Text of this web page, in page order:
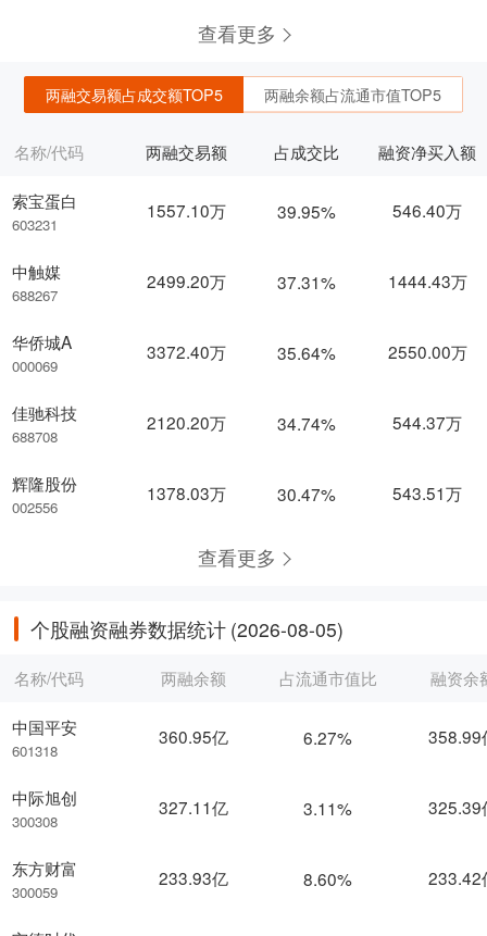
查看更多
两融交易额占成交额TOP5 两融余额占流通市值TOP5
名称/代码
索宝蛋白
603231
中触媒
688267
华侨城A
000069
佳驰科技
688708
辉隆股份
002556
两融交易额 占成交比 融资净买入额
1557.10万 39.95% 546.40万
2499.20万 37.31% 1444.43万
3372.40万 35.64% 2550.00万
2120.20万 34.74% 544.37万
1378.03万 30.47% 543.51万
查看更多
个股融资融券数据统计 (2026-08-05)
名称/代码
中国平安
601318
中际旭创
300308
东方财富
300059
两融余额 占流通市值比 融资余
360.95亿 6.27% 358.99
327.11亿 3.11% 325.39
233.93亿 8.60% 233.42